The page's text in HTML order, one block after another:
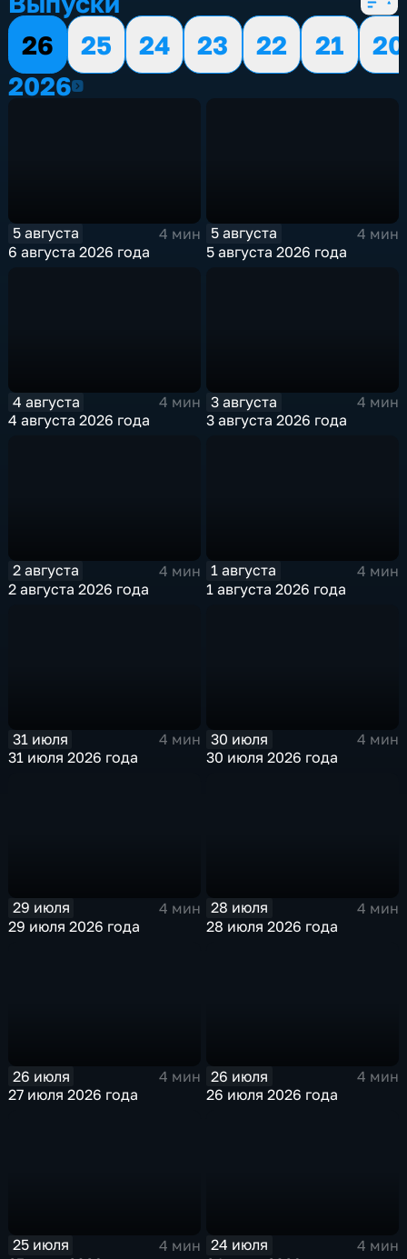
26
25 24 23 22 21
20
20262026
5 августа
4 мин
6 августа 2026 года
5 августа
4 мин
5 августа 2026 года
4 августа
4 мин
4 августа 2026 года
3 августа
4 мин
3 августа 2026 года
2 августа
4 мин
2 августа 2026 года
1 августа
4 мин
1 августа 2026 года
31 июля
4 мин
31 июля 2026 года
30 июля
4 мин
30 июля 2026 года
29 июля
4 мин
29 июля 2026 года
28 июля
4 мин
28 июля 2026 года
26 июля
4 мин
27 июля 2026 года
26 июля
4 мин
26 июля 2026 года
25 июля
4 мин
24 июля
4 мин